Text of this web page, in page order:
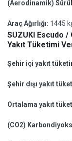
(Aerodinamik)
Araç Ağırlığı: 1445
SUZUKI Escudo /
Yakıt Tüketimi
Şehir içi yakıt
Şehir dışı yakıt
Ortalama yakıt
(CO2)